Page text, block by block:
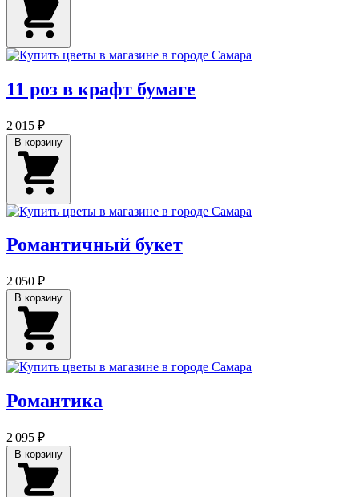
11 роз в крафт бумаге
2 015 ₽
Романтичный букет
2 050 ₽
Романтика
2 095 ₽